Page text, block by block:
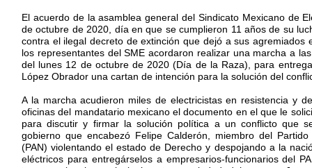
El acuerdo de la asamblea general del Sindicato Mexicano de
de octubre de 2020, día en que se cumplieron 11 años de su
contra el ilegal decreto de extinción que dejó a sus agremiados
los representantes del SME acordaron realizar una marcha a
del lunes 12 de octubre de 2020 (Día de la Raza), para
López Obrador una cartan de intención para la solución del
A la marcha acudieron miles de electricistas en resistencia y
oficinas del mandatario mexicano el documento en el que le
para discutir y firmar la solución política a un conflicto que
gobierno que encabezó Felipe Calderón, miembro del Partido
(PAN) violentando el estado de Derecho y despojando a la
eléctricos para entregárselos a empresarios-funcionarios del